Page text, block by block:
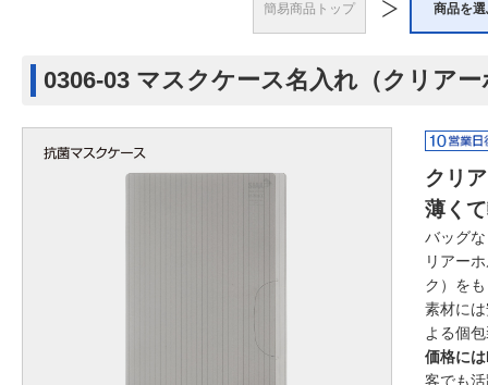
簡易商品トップ 商品を
0306-03 マスクケース名入れ（クリア
クリ
薄く
バッグ
リアー
ク）を
素材に
よる個
価格に
客でも